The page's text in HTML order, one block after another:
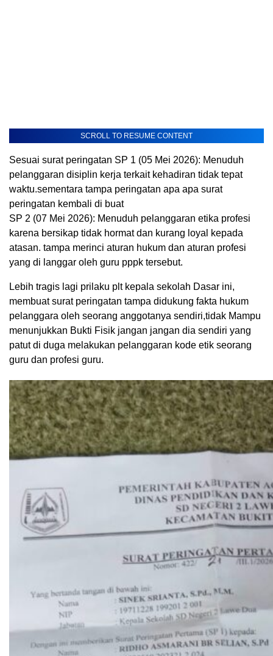
SCROLL TO RESUME CONTENT
Sesuai surat peringatan SP 1 (05 Mei 2026): Menuduh
pelanggaran disiplin kerja terkait kehadiran tidak tepat
waktu.sementara tampa peringatan apa apa surat
peringatan kembali di buat
SP 2 (07 Mei 2026): Menuduh pelanggaran etika profesi
karena bersikap tidak hormat dan kurang loyal kepada
atasan. tampa merinci aturan hukum dan aturan profesi
yang di langgar oleh guru pppk tersebut.
Lebih tragis lagi prilaku plt kepala sekolah Dasar ini,
membuat surat peringatan tampa didukung fakta hukum
pelanggara oleh seorang anggotanya sendiri,tidak Mampu
menunjukkan Bukti Fisik jangan jangan dia sendiri yang
patut di duga melakukan pelanggaran kode etik seorang
guru dan profesi guru.